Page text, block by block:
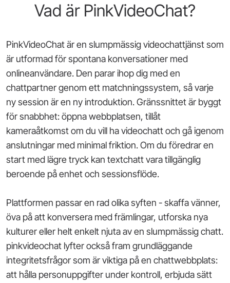
Vad är PinkVideoChat?
PinkVideoChat är en slumpmässig videochattjänst som
är utformad för spontana konversationer med
onlineanvändare. Den parar ihop dig med en
chattpartner genom ett matchningssystem, så varje
ny session är en ny introduktion. Gränssnittet är byggt
för snabbhet: öppna webbplatsen, tillåt
kameraåtkomst om du vill ha videochatt och gå igenom
anslutningar med minimal friktion. Om du föredrar en
start med lägre tryck kan textchatt vara tillgänglig
beroende på enhet och sessionsflöde.
Plattformen passar en rad olika syften - skaffa vänner,
öva på att konversera med främlingar, utforska nya
kulturer eller helt enkelt njuta av en slumpmässig chatt.
pinkvideochat lyfter också fram grundläggande
integritetsfrågor som är viktiga på en chattwebbplats:
att hålla personuppgifter under kontroll, erbjuda sätt